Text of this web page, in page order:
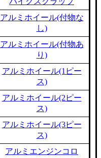
アルミホイール(付物な
し)
アルミホイール(付物あ
り)
アルミホイール(1ピー
ス)
アルミホイール(2ピー
ス)
アルミホイール(3ピー
ス)
アルミエンジンコロ